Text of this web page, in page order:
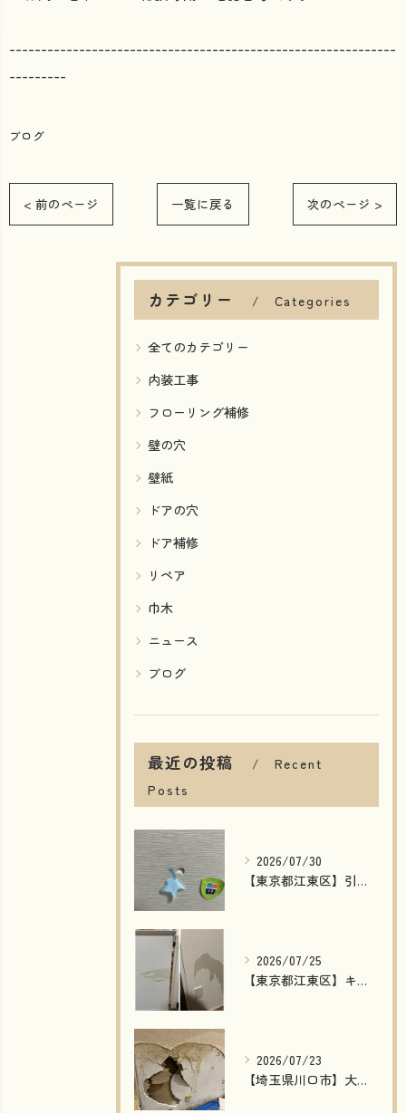
-------------------------------------------------------------
---------
ブログ
< 前のページ 一覧に戻る 次のページ >
カテゴリー Categories
全てのカテゴリー
内装工事
フローリング補修
壁の穴
壁紙
ドアの穴
ドア補修
リペア
巾木
ニュース
ブログ
最近の投稿
Recent
Posts
2026/07/30
【東京都江東区】引き戸の穴補修｜模様付き建具もリペアで自然な仕上がり！費用削減・短納期で対応
2026/07/25
【東京都江東区】キッチンカウンター下・玄関の壁剥がれを補修｜石膏ボードから丁寧に修復した施工事例
2026/07/23
【埼玉県川口市】大型店舗の壁穴補修｜湿気で劣化した壁を石膏ボード交換で原状回復！